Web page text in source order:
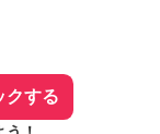
クする